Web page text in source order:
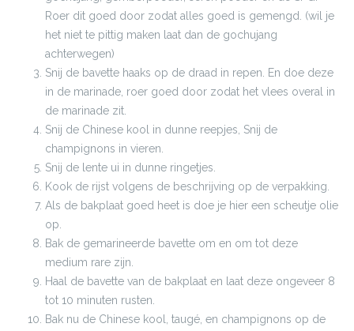
Roer dit goed door zodat alles goed is gemengd. (wil je
het niet te pittig maken laat dan de gochujang
achterwegen)
Snij de bavette haaks op de draad in repen. En doe deze
in de marinade, roer goed door zodat het vlees overal in
de marinade zit.
Snij de Chinese kool in dunne reepjes, Snij de
champignons in vieren.
Snij de lente ui in dunne ringetjes.
Kook de rijst volgens de beschrijving op de verpakking.
Als de bakplaat goed heet is doe je hier een scheutje olie
op.
Bak de gemarineerde bavette om en om tot deze
medium rare zijn.
Haal de bavette van de bakplaat en laat deze ongeveer 8
tot 10 minuten rusten.
Bak nu de Chinese kool, taugé, en champignons op de